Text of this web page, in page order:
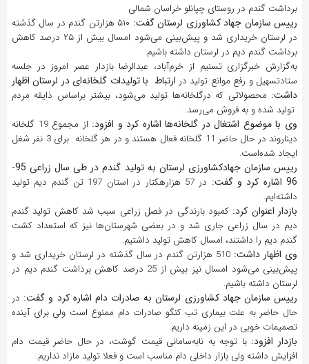
برداشت گندم در روستای چپانلو خراسان شمالی
رییس سازمان جهاد کشاورزی لرستان گفت:
۵۱۰ هزارتن گندم در سال گذشته
در لرستان خریداری شد و پیش‌بینی می‌شود امسال بیش از ۲۵ درصد کاهش
برداشت گندم دیم در لرستان داشته‌ باشیم.
به‌گزارش خبرگزاری تسنیم از خرم‌آباد، عبدالرضا بازدار عصر امروز در جلسه
ستادتسهیل و رفع موانع تولید در ارتباط با تولیدات گلخانه‌ای در لرستان اظهار
داشت: محصولاتی که درگلخانه‌ها تولید می‌شود، بیشتر براساس ذایقه مردم
تولید شده و به فروش می‌رسد.
وی با موضوع اشتغال در گلخانه‌ها اشاره کرد و افزود:
از مجموع 19 گلخانه‌
دیناروند در حال حاضر 11 گلخانه فعال هستند و در هر گلخانه‌ برای 3 نفر شغل
ایجاد شده‌است.
رییس سازمان جهادکشاورزی لرستان به تولید گندم در طی سال زراعی 95-
96 اشاره کرد و گفت:
در 57 هزارهکتار در استان 197 تن گندم دیم تولید
داشته‌ایم.
بازدار اعنوان کرد: کمبود بارندگی در فصل زراعی سبب شد کاهش تولید گندم
دیم در سال زراعی جاری شد و در بعضی شهرستان‌ها نیز که استعداد کشت
گندم دیم را داشتند، امسال کاهش تولید داشتیم.
وی اظهار داشت:
510 هزارتن گندم در سال گذشته در لرستان خریداری شد و
پیش‌بینی می‌شود امسال نیز بیش از 25 درصد کاهش برداشت گندم دیم در
لرستان داشته‌ باشیم.
رییس سازمان جهاد کشاورزی لرستان به صادرات دام اشاره کرد و گفت: در
حال حاضر به علت بیماری تب کنگو صادرات دام ممنوع است ولی برای آینده
تصمیمات خوبی در این زمینه داریم.
بازدار افزود:با توجه به نابه‌سامانی قیمت گوشت، در حال حاضر قیمت دام
افزایش داشته ولی بازار داخلی دام مناسب است و فعلا تولید مازاد نداریم.